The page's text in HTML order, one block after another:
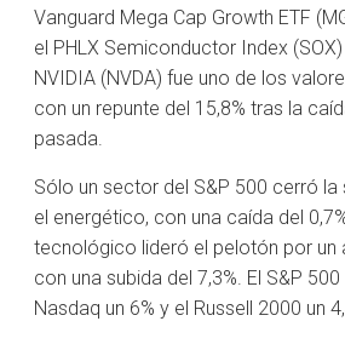
Vanguard Mega Cap Growth ETF
el PHLX Semiconductor Index
NVIDIA (NVDA) fue uno de los
con un repunte del 15,8% tras la
pasada.
Sólo un sector del S&P 500 cerró la
el energético, con una caída del
tecnológico lideró el pelotón por un
con una subida del 7,3%. El S&P 500
Nasdaq un 6% y el Russell 2000 un